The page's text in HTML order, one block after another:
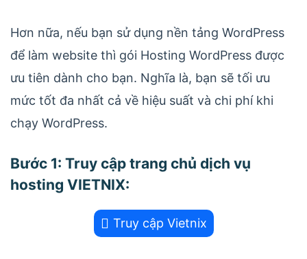
Hơn nữa, nếu bạn sử dụng nền tảng WordPress
để làm website thì gói Hosting WordPress được
ưu tiên dành cho bạn. Nghĩa là, bạn sẽ tối ưu
mức tốt đa nhất cả về hiệu suất và chi phí khi
chạy WordPress.
Bước 1: Truy cập trang chủ dịch vụ
hosting VIETNIX:
Truy cập Vietnix